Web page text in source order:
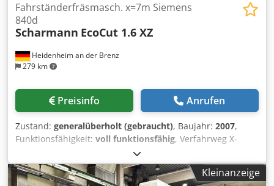
Heidenheim an der Brenz
279 km
Fahrständerfräsmasch. x=7m Siemens
840d
Scharmann EcoCut 1.6 XZ
Preisinfo Anrufen
Zustand: generalüberholt (gebraucht), Baujahr: 2007,
Funktionsfähigkeit: voll funktionsfähig, Verfahrweg X-
, Verfahrweg Y-Achse:
Verfahrweg Z-Achse:1.400 mm, Vorschublänge X-Achse:
7.000 mm, Vorschublänge Y-Achse:1.600 mm,
Kleinanzeige